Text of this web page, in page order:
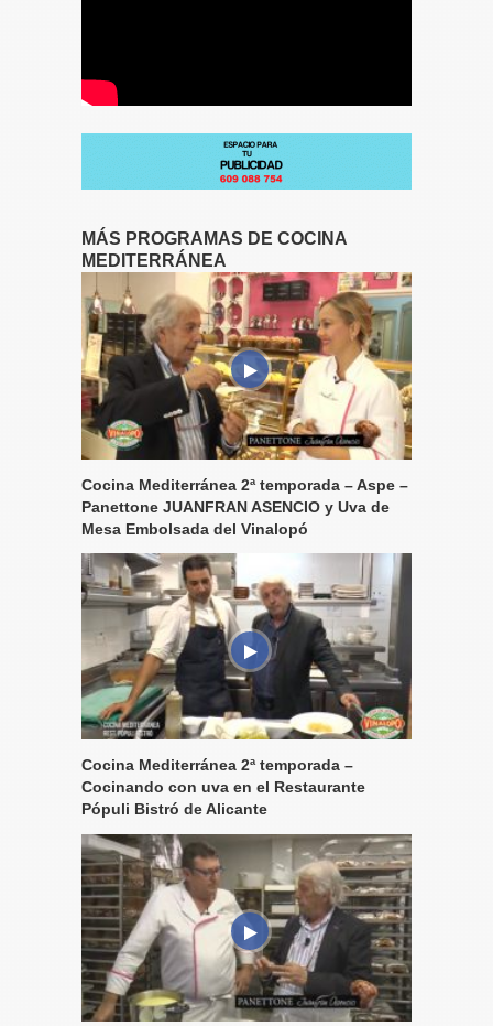
MÁS PROGRAMAS DE COCINA
MEDITERRÁNEA
Cocina Mediterránea 2ª temporada – Aspe –
Panettone JUANFRAN ASENCIO y Uva de
Mesa Embolsada del Vinalopó
Cocina Mediterránea 2ª temporada –
Cocinando con uva en el Restaurante
Pópuli Bistró de Alicante